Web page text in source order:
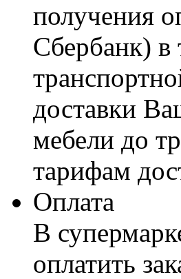
получения
Сбербанк) в
доставки
мебели до
тарифам
Оплата
В
оплатить